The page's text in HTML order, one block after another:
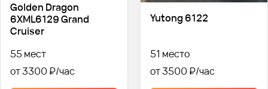
Golden Dragon
6XML6129 Grand
Cruiser
55 мест
от 3300 ₽
Yutong 6122
51 место
от 3500 ₽